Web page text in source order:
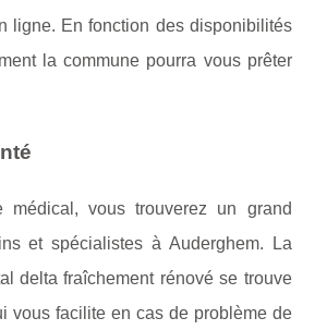
ligne. En fonction des disponibilités
la commune pourra vous prêter
médical, vous trouverez un grand
et spécialistes à Auderghem. La
delta fraîchement rénové se trouve
vous facilite en cas de problème de